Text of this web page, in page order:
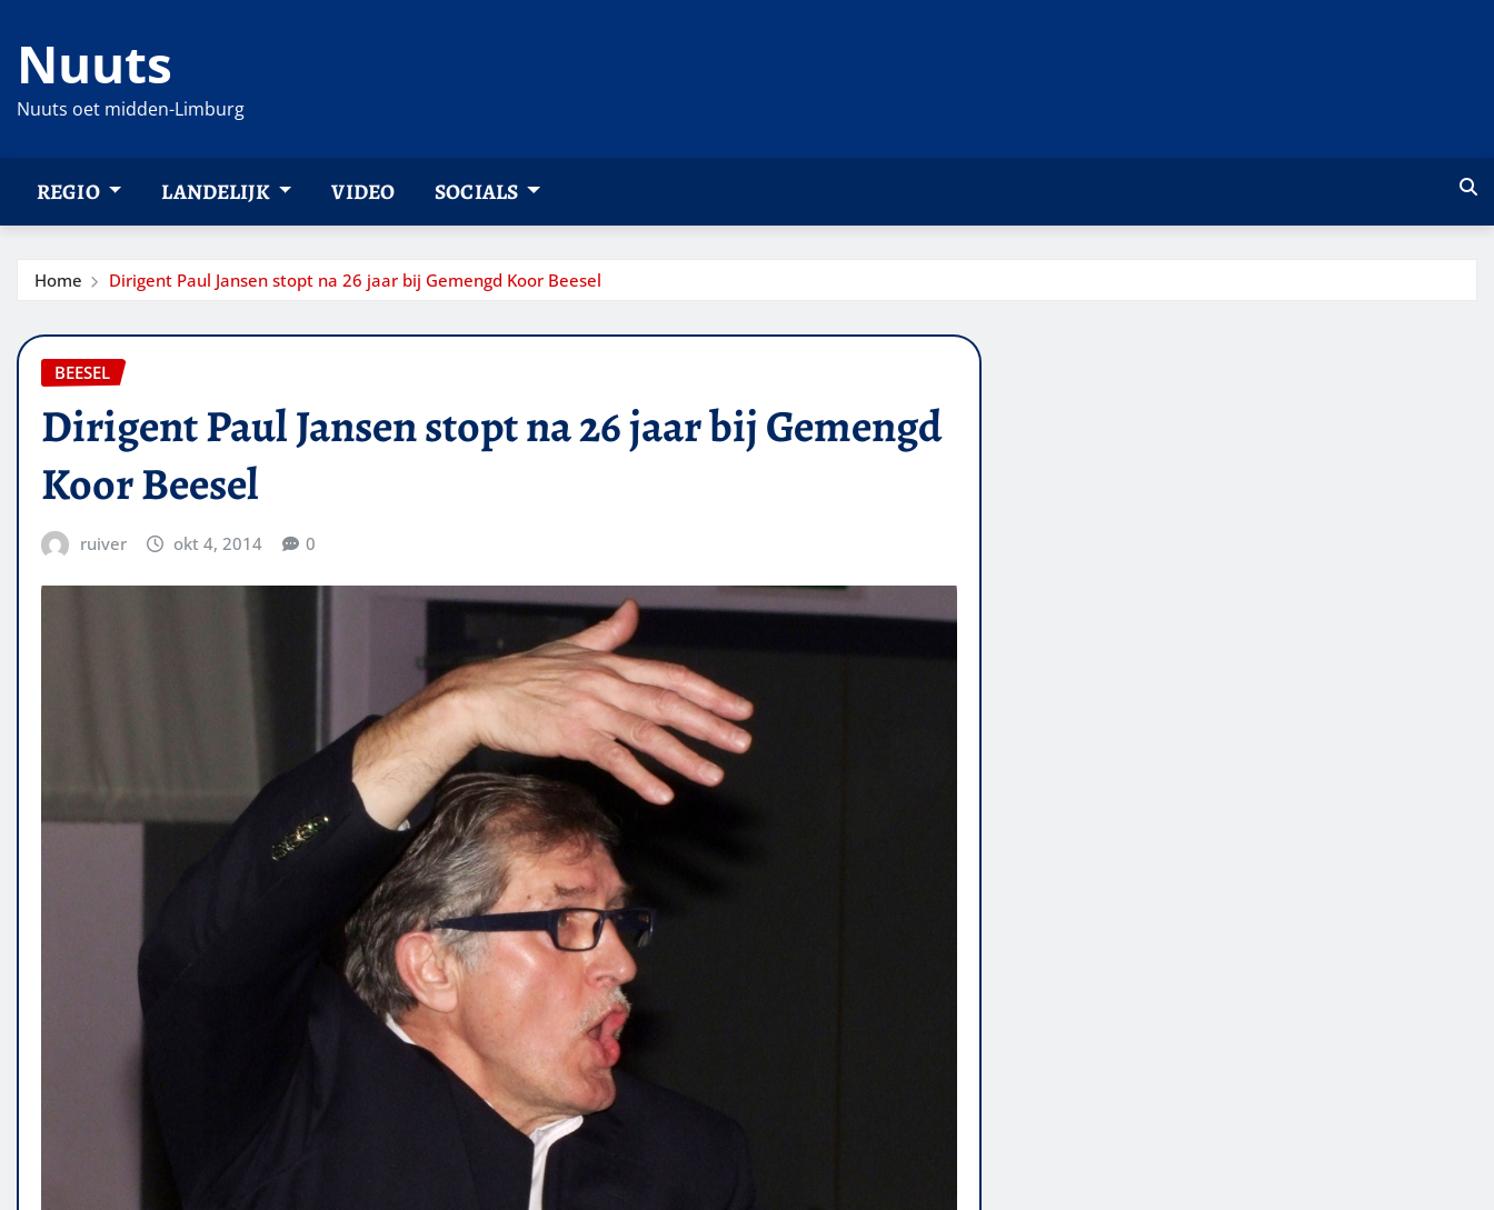
naar
inhoud
Nuuts
Nuuts oet midden-Limburg
REGIO LANDELIJK VIDEO SOCIALS
Home Dirigent Paul Jansen stopt na 26 jaar bij Gemengd Koor Beesel
BEESEL
Dirigent Paul Jansen stopt na 26 jaar bij Gemengd
Koor Beesel
ruiver okt 4, 2014 0